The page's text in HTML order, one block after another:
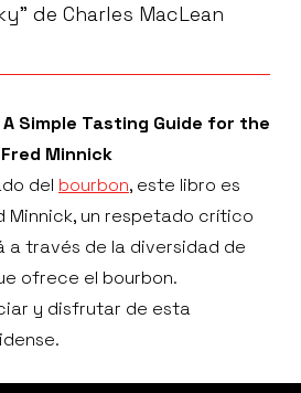
de Charles MacLean
Simple Tasting Guide for the
Minnick
del bourbon, este libro es
Minnick, un respetado crítico
a través de la diversidad de
ofrece el bourbon.
y disfrutar de esta